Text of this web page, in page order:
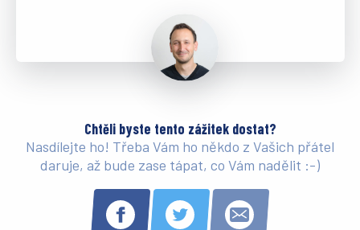
Chtěli byste tento zážitek dostat?
Nasdílejte ho! Třeba Vám ho někdo z Vašich přátel
daruje, až bude zase tápat, co Vám nadělit :-)